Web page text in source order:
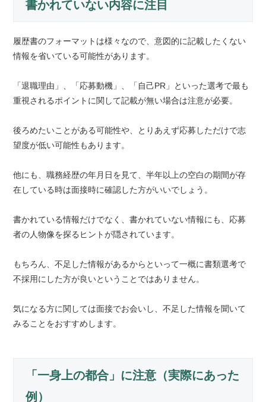
書かれていない内容に注目
履歴書のフォーマットは様々なので、意図的に記載したくない
情報を省いている可能性があります。
「退職理由」、「応募動機」、「自己PR」といった選考で最も
重視されるポイントに関して記載が無い場合は注意が必要。
後ろめたいことがある可能性や、とりあえず応募しただけで志
望度が低い可能性もあります。
他にも、職務経歴の年月日を見て、半年以上の空白の期間が存
在している時は面接時に確認した方がいいでしょう。
書かれている情報だけでなく、書かれていない情報にも、応募
者の人物像を探るヒントが隠されています。
もちろん、不足した情報があるからといって一概に書類選考で
不採用にした方が良いということではありません。
気になる方に関しては面接でお会いし、不足した情報を聞いて
みることをおすすめします。
「一身上の都合」に注意（実際にあった
例）